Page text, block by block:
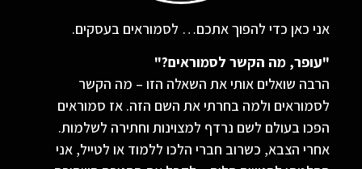
אני כאן כדי להפוך אתכם… לסמוראים בעסקים.
"עופר, מה הקשר לסמוראים?"
הרבה שואלים אותי את השאלה הזו – מה הקשר
לסמוראים ולמה בחרתי את השם הזה. אז סמוראים
הפכו בעולם לשם נרדף למצוינות וחתירה לשלמות.
אחרי הצבא, כשרוב חברי הלכו ללמוד או לטייל, אני